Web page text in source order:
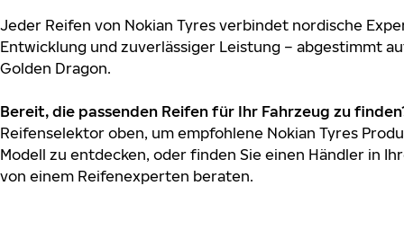
Jeder Reifen von Nokian Tyres verbindet nordische
Entwicklung und zuverlässiger Leistung – abgestimmt
Golden Dragon.
Bereit, die passenden Reifen für Ihr Fahrzeug zu
Reifenselektor oben, um empfohlene Nokian Tyres
Modell zu entdecken, oder finden Sie einen Händler in
von einem Reifenexperten beraten.